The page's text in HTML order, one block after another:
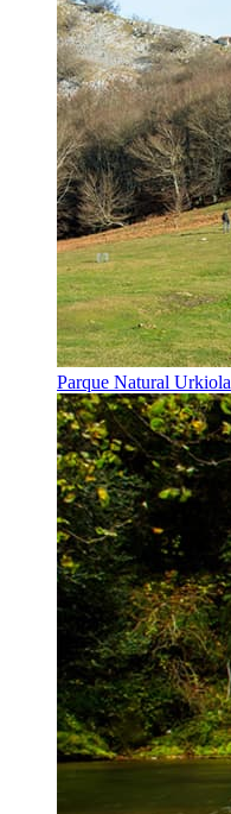
Parque Natural Urkiola